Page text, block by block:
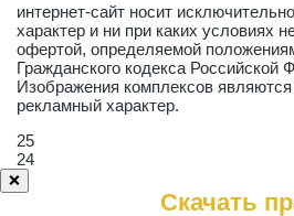
интернет-сайт носит
характер и ни при каких условиях
офертой, определяемой
Гражданского кодекса Российской
Изображения комплексов
рекламный характер.
25
24
❌
Скачать